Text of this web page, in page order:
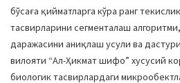
бўсаға қийматларга кўра ранг
тасвирларини сегменталаш
даражасини аниқлаш усули ва
вилояти “Ал-Ҳикмат шифо” хусусий
биологик тасвирлардаги